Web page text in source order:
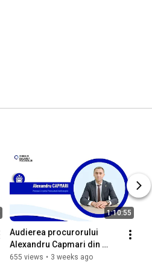
1:10:55
Audierea procurorului
Alexandru Capmari din
cadrul Procuraturii
655 views • 3 weeks ago